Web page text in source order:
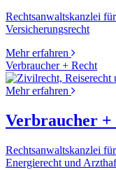
Rechtsanwaltskanzlei
Versicherungsrecht
Mehr erfahren
Verbraucher + Recht
Mehr erfahren
Verbraucher +
Rechtsanwaltskanzlei
Energierecht und